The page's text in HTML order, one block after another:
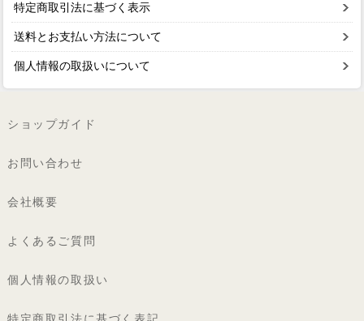
特定商取引法に基づく表示
送料とお支払い方法について
個人情報の取扱いについて
ショップガイド
お問い合わせ
会社概要
よくあるご質問
個人情報の取扱い